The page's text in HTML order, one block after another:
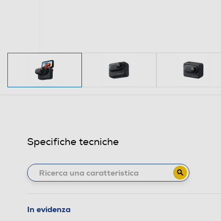
Specifiche tecniche
In evidenza